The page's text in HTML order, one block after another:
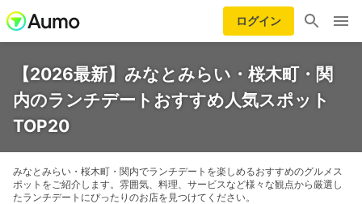
ログイン
【2026最新】みなとみらい・桜木町・関
内のランチデートおすすめ人気スポット
TOP20
みなとみらい・桜木町・関内でランチデートを楽しめるおすすめのグルメス
ポットをご紹介します。雰囲気、料理、サービスなど様々な観点から厳選し
たランチデートにぴったりのお店を見つけてください。